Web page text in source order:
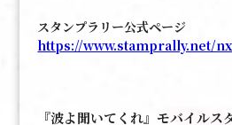
スタンプラリー公式ページ
https://www.stamprally.net/
『波よ聞いてくれ』モバイル